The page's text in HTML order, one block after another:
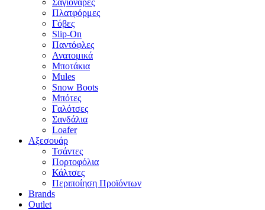
Πλατφόρμες
Γόβες
Slip-On
Παντόφλες
Ανατομικά
Μποτάκια
Mules
Snow Boots
Μπότες
Γαλότσες
Σανδάλια
Loafer
Αξεσουάρ
Τσάντες
Πορτοφόλια
Κάλτσες
Περιποίηση Προϊόντων
Brands
Outlet